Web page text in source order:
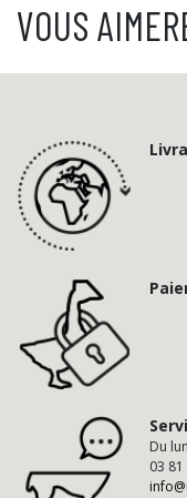
VOUS
Du
03